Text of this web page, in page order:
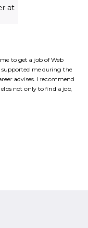
at
to get a job of Web
supported me during the
advises. I recommend
not only to find a job,